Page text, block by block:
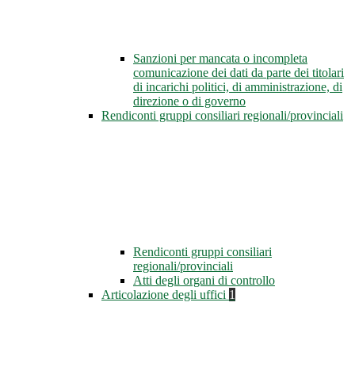
Sanzioni per mancata o incompleta
comunicazione dei dati da parte dei titolari
di incarichi politici, di amministrazione, di
direzione o di governo
Rendiconti gruppi consiliari regionali/provinciali
Rendiconti gruppi consiliari
regionali/provinciali
Atti degli organi di controllo
Articolazione degli uffici 1